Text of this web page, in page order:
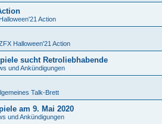
Action
Halloween'21 Action
sucht Retroliebhabende
und Ankündigungen
Talk-Brett
am 9. Mai 2020
und Ankündigungen